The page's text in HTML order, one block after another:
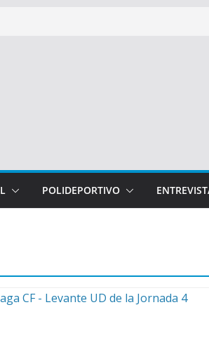
POLIDEPORTIVO